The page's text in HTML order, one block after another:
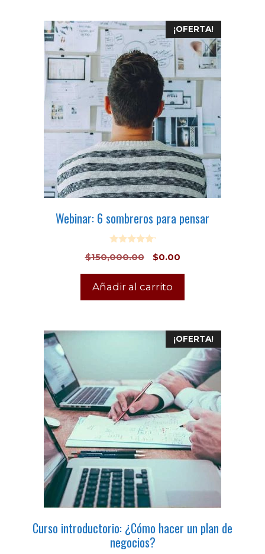
¡OFERTA!
Webinar: 6 sombreros para pensar
o
t
o
f
5
$150,000.00 $0.00
Añadir al carrito
¡OFERTA!
Curso introductorio: ¿Cómo hacer un plan de
negocios?